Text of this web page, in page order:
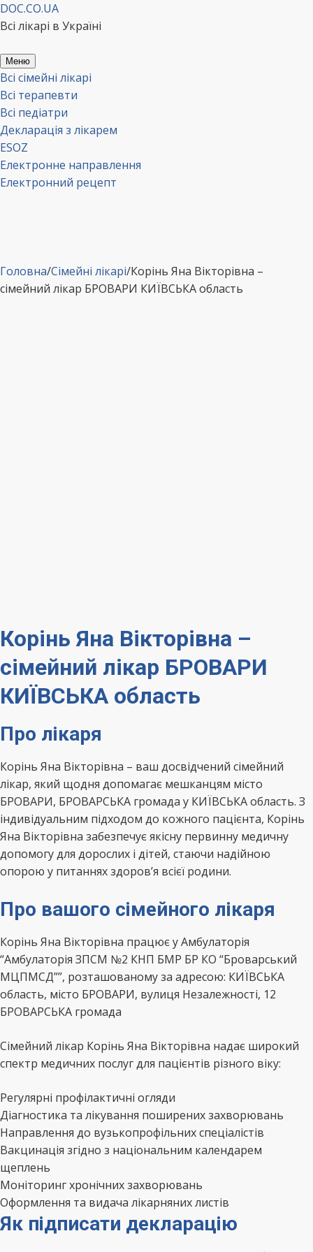
Перейти
до
DOC.CO.UA
Всі лікарі в Україні
Меню
Всі сімейні лікарі
Всі терапевти
Всі педіатри
Декларація з лікарем
ESOZ
Електронне направлення
Електронний рецепт
Головна/Сімейні лікарі/Корінь Яна Вікторівна –
сімейний лікар БРОВАРИ КИЇВСЬКА область
Корінь Яна Вікторівна –
сімейний лікар БРОВАРИ
КИЇВСЬКА область
Про лікаря
Корінь Яна Вікторівна – ваш досвідчений сімейний
лікар, який щодня допомагає мешканцям місто
БРОВАРИ, БРОВАРСЬКА громада у КИЇВСЬКА область. З
індивідуальним підходом до кожного пацієнта, Корінь
Яна Вікторівна забезпечує якісну первинну медичну
допомогу для дорослих і дітей, стаючи надійною
опорою у питаннях здоров’я всієї родини.
Про вашого сімейного лікаря
Корінь Яна Вікторівна працює у Амбулаторія
“Амбулаторія ЗПСМ №2 КНП БМР БР КО “Броварський
МЦПМСД””, розташованому за адресою: КИЇВСЬКА
область, місто БРОВАРИ, вулиця Незалежності, 12
БРОВАРСЬКА громада
Сімейний лікар Корінь Яна Вікторівна надає широкий
спектр медичних послуг для пацієнтів різного віку:
Регулярні профілактичні огляди
Діагностика та лікування поширених захворювань
Направлення до вузькопрофільних спеціалістів
Вакцинація згідно з національним календарем
щеплень
Моніторинг хронічних захворювань
Оформлення та видача лікарняних листів
Як підписати декларацію